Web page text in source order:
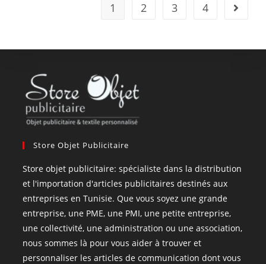
1 2 3 4
Store Objet Publicitaire
Store objet publicitaire: spécialiste dans la distribution
et l'importation d'articles publicitaires destinés aux
entreprises en Tunisie. Que vous soyez une grande
entreprise, une PME, une PMI, une petite entreprise,
une collectivité, une administration ou une association,
nous sommes là pour vous aider à trouver et
personnaliser les articles de communication dont vous